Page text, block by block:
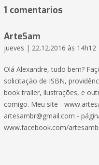
1 comentarios
ArteSam
jueves | 22.12.2016 às 14h12
Olá Alexandre, tudo bem?
solicitação de ISBN,
book trailer, ilustrações, e
comigo. Meu site -
artesambr@gmail.com -
www.facebook.com/